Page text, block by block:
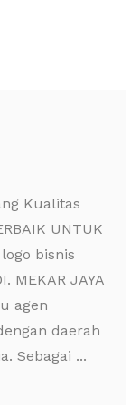
Kualitas
UNTUK
bisnis
MEKAR JAYA
agen
daerah
Sebagai ...